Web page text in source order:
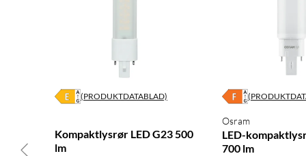
(PRODUKTDATABLAD)
Kompaktlysrør LED G23 500
lm
Osram
LED-
700 lm